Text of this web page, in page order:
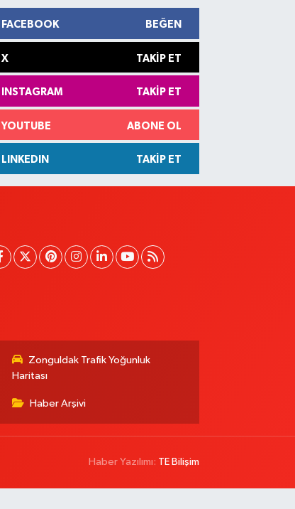
FACEBOOK BEĞEN
X TAKIP ET
INSTAGRAM TAKIP ET
YOUTUBE ABONE OL
LINKEDIN TAKIP ET
Zonguldak Trafik Yoğunluk
Haritası
Haber Arşivi
Haber Yazılımı: TE Bilişim